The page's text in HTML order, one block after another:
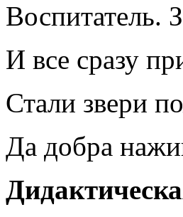
Воспитатель.
И все сразу
Стали звери
Да добра